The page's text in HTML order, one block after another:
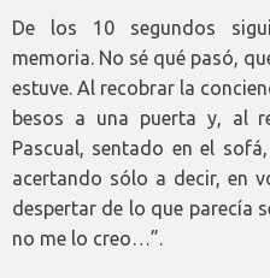
De los 10 segundos
memoria. No sé qué pasó,
estuve. Al recobrar la
besos a una puerta y, al
Pascual, sentado en el
acertando sólo a decir, en
despertar de lo que parecía
no me lo creo…”.